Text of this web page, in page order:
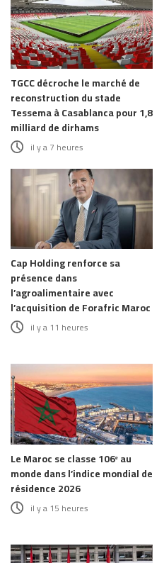
TGCC décroche le marché de
reconstruction du stade
Tessema à Casablanca pour 1,8
milliard de dirhams
il y a 7 heures
Cap Holding renforce sa
présence dans
l’agroalimentaire avec
l’acquisition de Forafric Maroc
il y a 11 heures
Le Maroc se classe 106ᵉ au
monde dans l’indice mondial de
résidence 2026
il y a 15 heures